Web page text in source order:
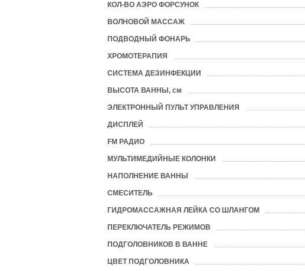
КОЛ-ВО АЭРО ФОРСУНОК
ВОЛНОВОЙ МАССАЖ
ПОДВОДНЫЙ ФОНАРЬ
ХРОМОТЕРАПИЯ
СИСТЕМА ДЕЗИНФЕКЦИИ
ВЫСОТА ВАННЫ, см
ЭЛЕКТРОННЫЙ ПУЛЬТ УПРАВЛЕНИЯ
ДИСПЛЕЙ
FM РАДИО
МУЛЬТИМЕДИЙНЫЕ КОЛОНКИ
НАПОЛНЕНИЕ ВАННЫ
СМЕСИТЕЛЬ
ГИДРОМАССАЖНАЯ ЛЕЙКА СО ШЛАНГОМ
ПЕРЕКЛЮЧАТЕЛЬ РЕЖИМОВ
ПОДГОЛОВНИКОВ В ВАННЕ
ЦВЕТ ПОДГОЛОВНИКА